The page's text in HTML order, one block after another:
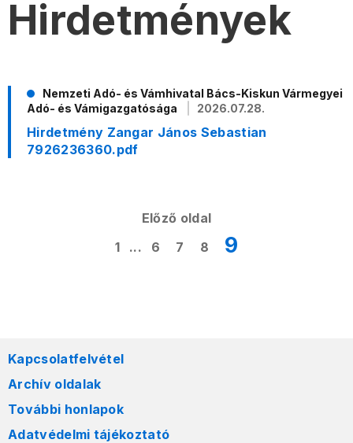
Hirdetmények
Nemzeti Adó- és Vámhivatal Bács-Kiskun Vármegyei
Adó- és Vámigazgatósága
2026.07.28.
Hirdetmény Zangar János Sebastian
7926236360.pdf
Előző oldal
1
... 6 7 8 9
Kapcsolatfelvétel
Archív oldalak
További honlapok
Adatvédelmi tájékoztató